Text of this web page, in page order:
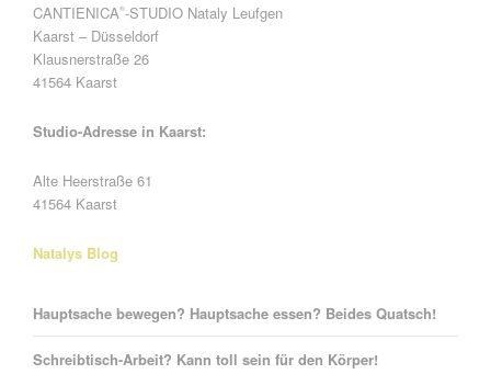
CANTIENICA®-STUDIO Nataly Leufgen
Kaarst – Düsseldorf
Klausnerstraße 26
41564 Kaarst
Studio-Adresse in Kaarst:
Alte Heerstraße 61
41564 Kaarst
Natalys Blog
Hauptsache bewegen? Hauptsache essen? Beides Quatsch!
Schreibtisch-Arbeit? Kann toll sein für den Körper!